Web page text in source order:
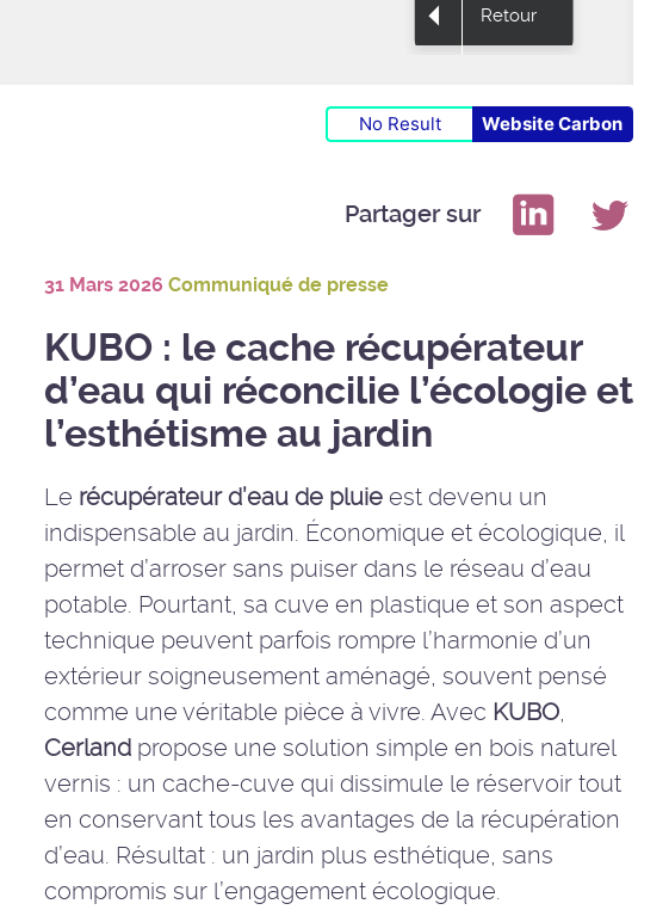
Retour
No Result Website Carbon
Partager sur
31 Mars 2026 Communiqué de presse
KUBO : le cache récupérateur
d’eau qui réconcilie l’écologie et
l’esthétisme au jardin
Le récupérateur d’eau de pluie est devenu un
indispensable au jardin. Économique et écologique, il
permet d’arroser sans puiser dans le réseau d’eau
potable. Pourtant, sa cuve en plastique et son aspect
technique peuvent parfois rompre l’harmonie d’un
extérieur soigneusement aménagé, souvent pensé
comme une véritable pièce à vivre. Avec KUBO
Cerland propose une solution simple en bois naturel
vernis : un cache-cuve qui dissimule le réservoir tout
en conservant tous les avantages de la récupération
d’eau. Résultat : un jardin plus esthétique, sans
compromis sur l’engagement écologique.